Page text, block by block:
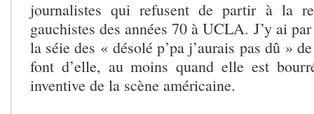
journalistes qui refusent de partir à la
gauchistes des années 70 à UCLA. J’y ai
la séie des « désolé p’pa j’aurais pas dû »
font d’elle, au moins quand elle est
inventive de la scène américaine.